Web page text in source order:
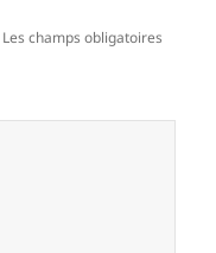
Les champs obligatoires